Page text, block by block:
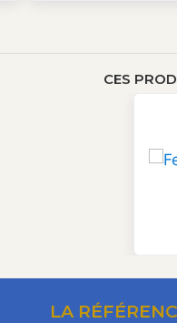
CES
LA